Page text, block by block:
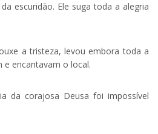
escuridão. Ele suga toda a alegria
a tristeza, levou embora toda a
e encantavam o local.
da corajosa Deusa foi impossível